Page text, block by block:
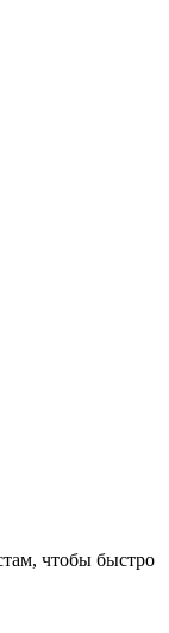
чтобы быстро